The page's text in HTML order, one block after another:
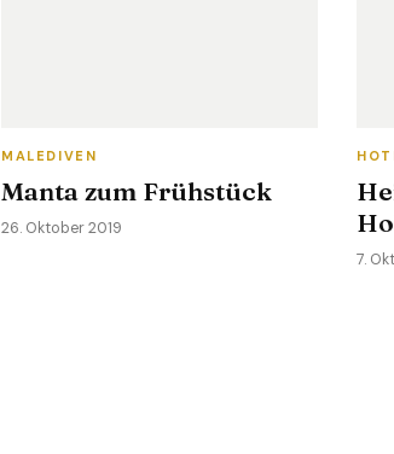
MALEDIVEN
Manta zum Frühstück
26. Oktober 2019
7.